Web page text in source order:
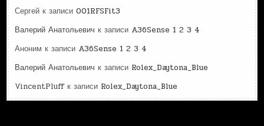
Сергей к записи001RFSFit3
Валерий Анатольевич к записи A36Sense 1 2 3 4
Аноним к записи A36Sense 1 2 3 4
Валерий Анатольевич к записи Rolex_Daytona_Blue
VincentPluffк записи Rolex_Daytona_Blue